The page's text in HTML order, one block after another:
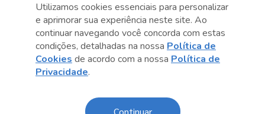
Anterior Próximo post
Utilizamos cookies essenciais para personalizar
e aprimorar sua experiência neste site. Ao
continuar navegando você concorda com estas
condições, detalhadas na nossa Política de
Cookies de acordo com a nossa Política de
Privacidade.
Continuar